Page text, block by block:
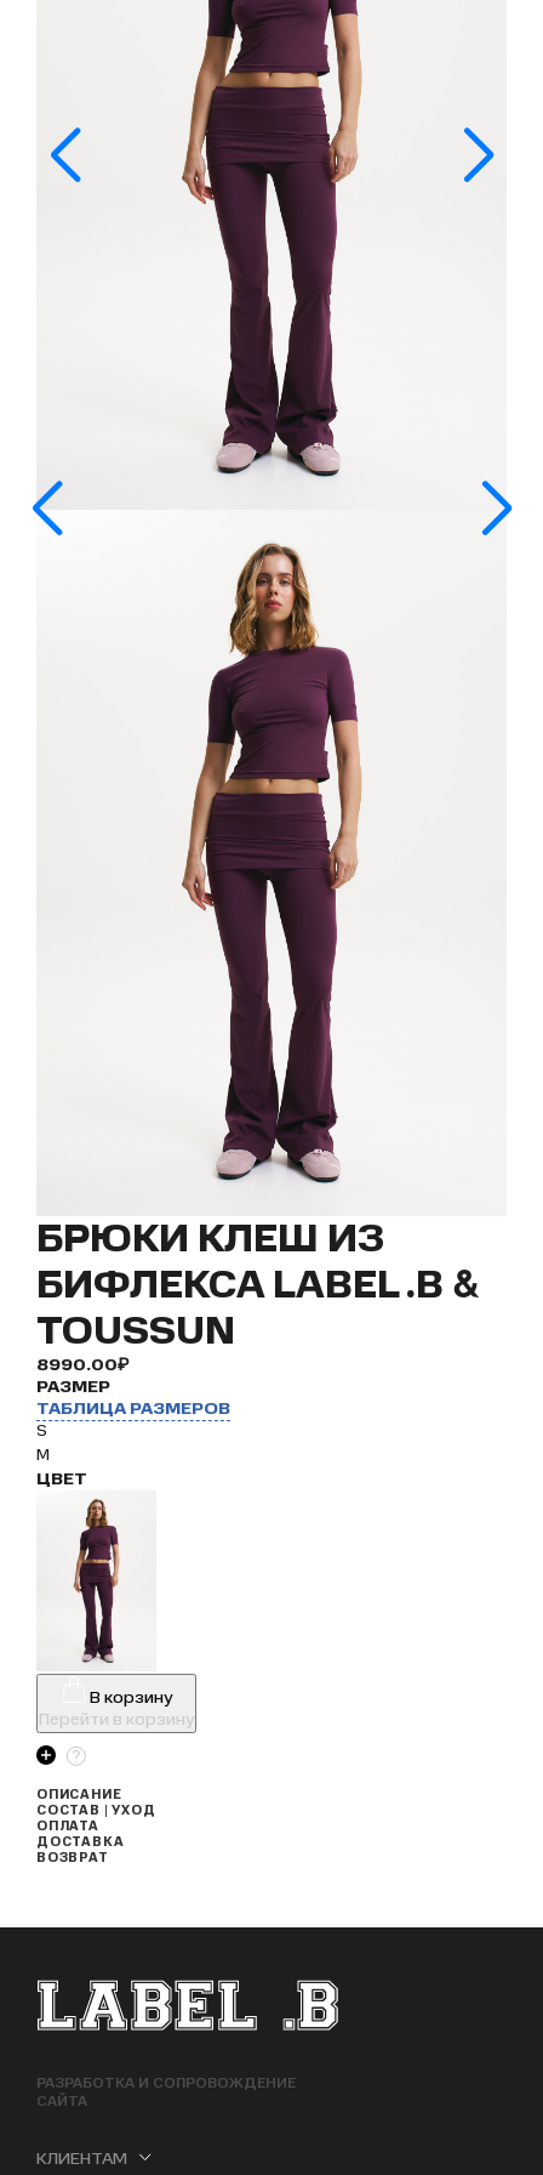
БРЮКИ КЛЕШ ИЗ
БИФЛЕКСА LABEL .B &
TOUSSUN
8990.00₽
РАЗМЕР
ТАБЛИЦА РАЗМЕРОВ
S
M
ЦВЕТ
В корзину
Перейти в корзину
ОПИСАНИЕ
СОСТАВ | УХОД
ОПЛАТА
ДОСТАВКА
ВОЗВРАТ
ФУТЕР САЙТА
РАЗРАБОТКА И СОПРОВОЖДЕНИЕ
САЙТА
КЛИЕНТАМ